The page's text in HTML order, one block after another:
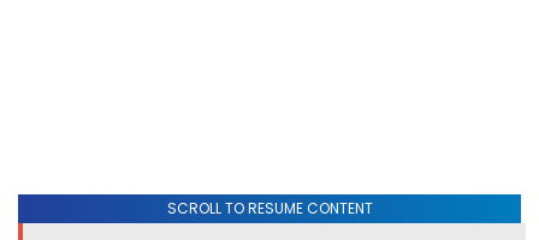
SCROLL TO RESUME CONTENT